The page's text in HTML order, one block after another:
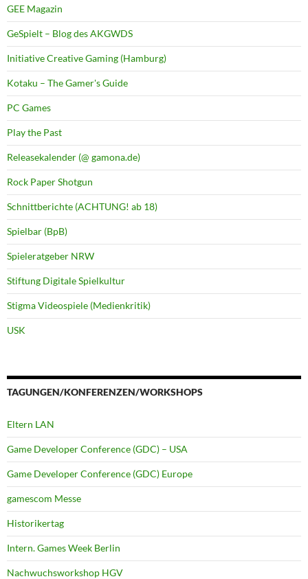
GEE Magazin
GeSpielt – Blog des AKGWDS
Initiative Creative Gaming (Hamburg)
Kotaku – The Gamer's Guide
PC Games
Play the Past
Releasekalender (@ gamona.de)
Rock Paper Shotgun
Schnittberichte (ACHTUNG! ab 18)
Spielbar (BpB)
Spieleratgeber NRW
Stiftung Digitale Spielkultur
Stigma Videospiele (Medienkritik)
USK
TAGUNGEN/KONFERENZEN/WORKSHOPS
Eltern LAN
Game Developer Conference (GDC) – USA
Game Developer Conference (GDC) Europe
gamescom Messe
Historikertag
Intern. Games Week Berlin
Nachwuchsworkshop HGV